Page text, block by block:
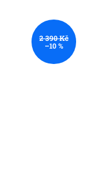
2 390 Kč
–10 %